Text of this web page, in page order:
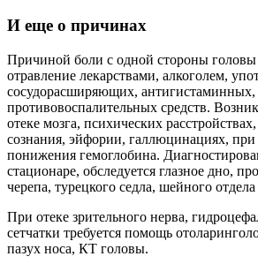
И еще о причинах
Причиной боли с одной стороны
отравление лекарствами, алкоголем,
сосудорасширяющих, антигистаминных,
противовоспалительных средств.
отеке мозга, психических
сознания, эйфории, галлюцинациях, при
понижения гемоглобина.
стационаре, обследуется глазное дно,
черепа, турецкого седла, шейного
При отеке зрительного нерва,
сетчатки требуется помощь
пазух носа, КТ головы.